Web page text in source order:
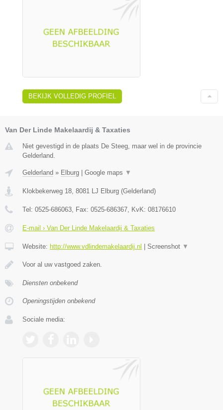
BEKIJK VOLLEDIG PROFIEL
Van Der Linde Makelaardij & Taxaties
Niet gevestigd in de plaats De Steeg, maar wel in de provincie
Gelderland.
Gelderland » Elburg Google maps ▼
Klokbekerweg 18 8081 LJ Elburg (Gelderland)
Tel: 0525-686063 , Fax: 0525-686367 , KvK: 08176610
E-mail › Van Der Linde Makelaardij & Taxaties
Website: http://www.vdlindemakelaardij.nl Screenshot ▼
Voor al uw vastgoed zaken.
Diensten onbekend
Openingstijden onbekend
Sociale media: